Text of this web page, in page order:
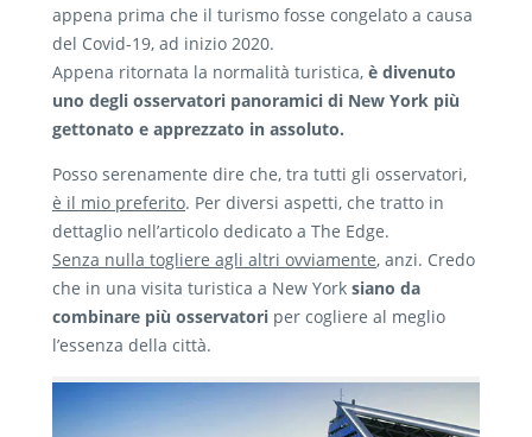
appena prima che il turismo fosse congelato a causa
del Covid-19, ad inizio 2020.
Appena ritornata la normalità turistica, è divenuto
uno degli osservatori panoramici di New York più
gettonato e apprezzato in assoluto.
Posso serenamente dire che, tra tutti gli osservatori,
è il mio preferito. Per diversi aspetti, che tratto in
dettaglio nell’articolo dedicato a The Edge.
Senza nulla togliere agli altri ovviamente, anzi. Credo
che in una visita turistica a New York siano da
combinare più osservatori per cogliere al meglio
l’essenza della città.